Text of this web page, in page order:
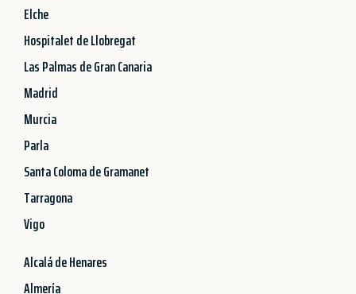
Elche
Hospitalet de Llobregat
Las Palmas de Gran Canaria
Madrid
Murcia
Parla
Santa Coloma de Gramanet
Tarragona
Vigo
Alcalá de Henares
Almería